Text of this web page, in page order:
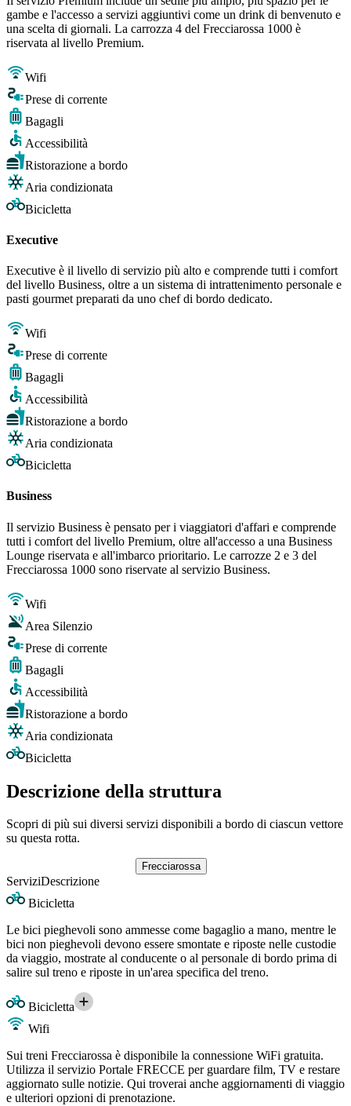
gambe e l'accesso a servizi aggiuntivi come un drink di benvenuto e
una scelta di giornali. La carrozza 4 del Frecciarossa 1000 è
riservata al livello Premium.
Wifi
Prese di corrente
Bagagli
Accessibilità
Ristorazione a bordo
Aria condizionata
Bicicletta
Executive
Executive è il livello di servizio più alto e comprende tutti i comfort
del livello Business, oltre a un sistema di intrattenimento personale e
pasti gourmet preparati da uno chef di bordo dedicato.
Wifi
Prese di corrente
Bagagli
Accessibilità
Ristorazione a bordo
Aria condizionata
Bicicletta
Business
Il servizio Business è pensato per i viaggiatori d'affari e comprende
tutti i comfort del livello Premium, oltre all'accesso a una Business
Lounge riservata e all'imbarco prioritario. Le carrozze 2 e 3 del
Frecciarossa 1000 sono riservate al servizio Business.
Wifi
Area Silenzio
Prese di corrente
Bagagli
Accessibilità
Ristorazione a bordo
Aria condizionata
Bicicletta
Descrizione della struttura
Scopri di più sui diversi servizi disponibili a bordo di ciascun vettore
su questa rotta.
Frecciarossa
ServiziDescrizione
Bicicletta
Le bici pieghevoli sono ammesse come bagaglio a mano, mentre le
bici non pieghevoli devono essere smontate e riposte nelle custodie
da viaggio, mostrate al conducente o al personale di bordo prima di
salire sul treno e riposte in un'area specifica del treno.
Bicicletta
Wifi
Sui treni Frecciarossa è disponibile la connessione WiFi gratuita.
Utilizza il servizio Portale FRECCE per guardare film, TV e restare
aggiornato sulle notizie. Qui troverai anche aggiornamenti di viaggio
e ulteriori opzioni di prenotazione.